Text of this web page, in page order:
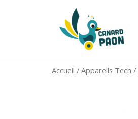
Accueil / Appareils Tech /